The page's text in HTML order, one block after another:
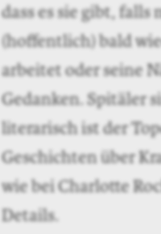
dass es sie gibt,
(hoffentlich) bald
arbeitet oder seine
Gedanken. Spitäler
literarisch ist der
Geschichten über
wie bei Charlotte
Details.